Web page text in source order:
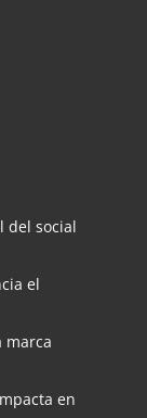
del social
el
marca
en